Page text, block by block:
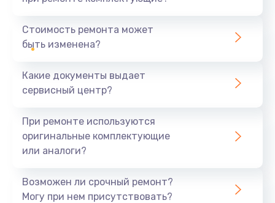
1440 руб.
Ремонт южного моста
Замена батарейки BIOS
Заказать
Стоимость ремонта может
быть изменена?
Какие документы выдает
сервисный центр?
При ремонте используются
оригинальные комплектующие
или аналоги?
Возможен ли срочный ремонт?
Могу при нем присутствовать?